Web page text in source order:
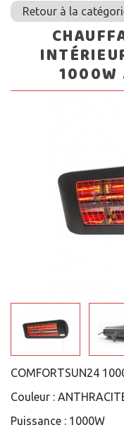
Retour à la
1000W
COMFORTSUN24
Couleur :
Puissance : 1000W